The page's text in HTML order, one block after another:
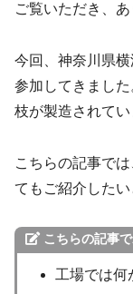
ご覧いただき、
今回、神奈川県
参加してきまし
枝が製造されてい
こちらの記事で
てもご紹介したい
こちらの記事
工場では何